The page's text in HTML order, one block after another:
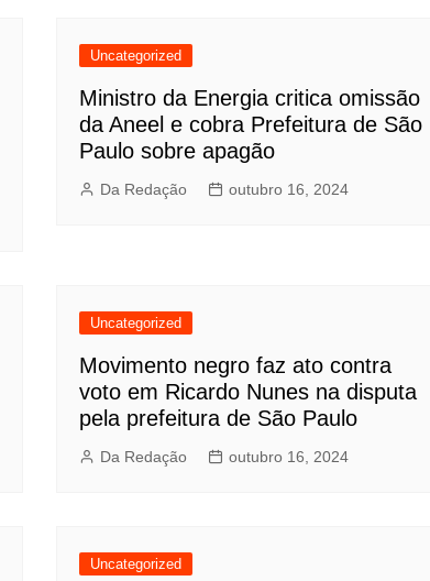
Uncategorized
Ministro da Energia critica omissão
da Aneel e cobra Prefeitura de São
Paulo sobre apagão
Da Redação outubro 16, 2024
Uncategorized
Movimento negro faz ato contra
voto em Ricardo Nunes na disputa
pela prefeitura de São Paulo
Da Redação outubro 16, 2024
Uncategorized